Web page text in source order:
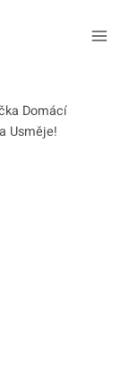
Domácí
Usměje!